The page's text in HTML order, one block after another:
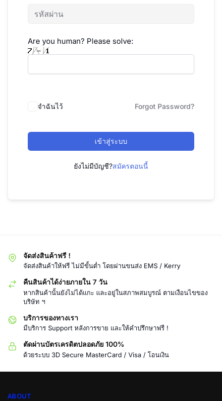
Are you human? Please solve:
จำฉันไว้ Forgot Password?
เข้าสู่ระบบ
ยังไม่มีบัญชี?สมัครตอนนี้
จัดส่งสินค้าฟรี !
จัดส่งสินค้าให้ฟรี ไม่มีขั้นต่ำ โดยผ่านขนส่ง EMS / Kerry
คืนสินค้าได้ง่ายภายใน 7 วัน
หากสินค้านั้นยังไม่ได้แกะ และอยู่ในสภาพสมบูรณ์ ตามเงือนไขของ
บริษัท ฯ
บริการของทางเรา
มีบริการ Support หลังการขาย และให้คำปรึกษาฟรี !
ตัดผ่านบัตรเครดิตปลอดภัย 100%
ด้วยระบบ 3D Secure MasterCard / Visa / โอนเงิน
ABOUT